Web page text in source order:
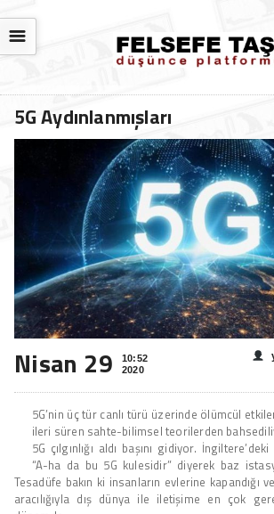
☰
5G Aydınlanmışları
Nisan 29
10:52
2020
5G’nin üç tür canlı türü üzerinde ölümcül
ileri süren sahte-bilimsel teorilerden
5G çılgınlığı aldı başını gidiyor.
“A-ha da bu 5G kulesidir” diyerek baz
Tesadüfe bakın ki insanların evlerine kapandığı
aracılığıyla dış dünya ile iletişime en çok